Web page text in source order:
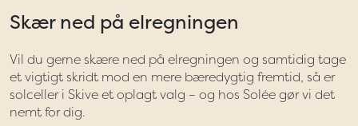
Skær ned på elregningen
Vil du gerne skære ned på elregningen og samtidig tage
et vigtigt skridt mod en mere bæredygtig fremtid, så er
solceller i Skive et oplagt valg – og hos Solée gør vi det
nemt for dig.